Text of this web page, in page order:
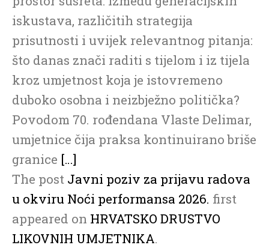
iskustava, različitih strategija
prisutnosti i uvijek relevantnog pitanja:
što danas znači raditi s tijelom i iz tijela
kroz umjetnost koja je istovremeno
duboko osobna i neizbježno politička?
Povodom 70. rođendana Vlaste Delimar,
umjetnice čija praksa kontinuirano briše
granice […]
The post Javni poziv za prijavu radova
u okviru Noći performansa 2026. first
appeared on HRVATSKO DRUSTVO
LIKOVNIH UMJETNIKA.